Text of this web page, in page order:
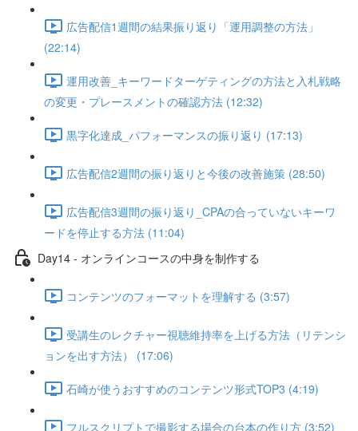
広告配信1週間の結果振り返り「運用調整の方法」
(22:14)
運用改善_キーワードターゲティングの方法と入札戦略
の変更・プレースメントの確認方法 (12:32)
黒字化達成_パフォーマンスの振り返り (17:13)
広告配信2週間の振り返りと今後の改善施策 (28:50)
広告配信3週間の振り返り_CPAの合っていないキーワ
ードを停止する方法 (11:04)
Day14 - オンラインコースの中身を制作する
コンテンツのフォーマットを理解する (3:57)
受講生のレクチャー視聴維持率を上げる方法（リテンシ
ョンを出す方法） (17:06)
石崎が使うおすすめのコンテンツ形式TOP3 (4:19)
フルスクリプトで撮影する場合の台本の作り方 (3:52)